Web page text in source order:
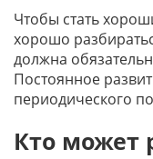
Чтобы стать
хорошо
должна
Постоянное
периодического
Кто может